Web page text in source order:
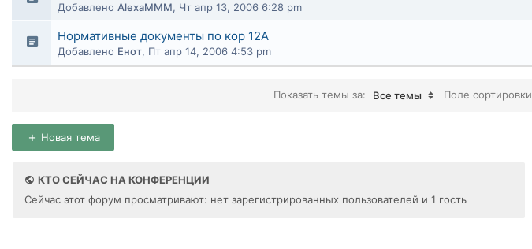
Добавлено AlexaMMM, Чт апр 13, 2006 6:28 pm
Нормативные документы по кор 12А
Добавлено Енот, Пт апр 14, 2006 4:53 pm
Показать темы за: Все темы Поле сортировки
Новая тема
КТО СЕЙЧАС НА КОНФЕРЕНЦИИ
Сейчас этот форум просматривают: нет зарегистрированных пользователей и 1 гость